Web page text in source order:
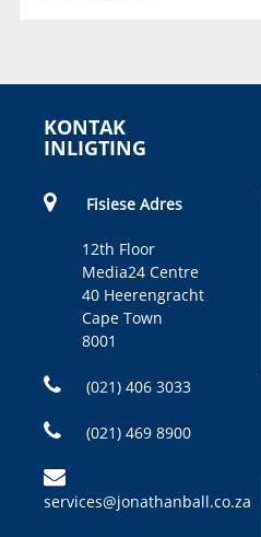
KONTAK
INLIGTING
Fisiese Adres
12th Floor
Media24 Centre
40 Heerengracht
Cape Town
8001
(021) 406 3033
(021) 469 8900
services@jonathanball.co.za